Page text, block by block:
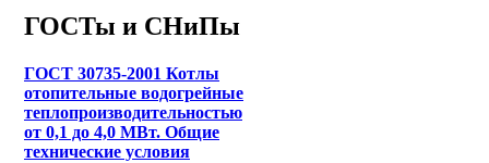
ГОСТы и СНиПы
ГОСТ 30735-2001 Котлы
отопительные водогрейные
теплопроизводительностью
от 0,1 до 4,0 МВт. Общие
технические условия